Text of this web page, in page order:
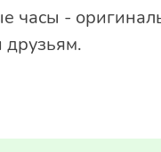
часы -